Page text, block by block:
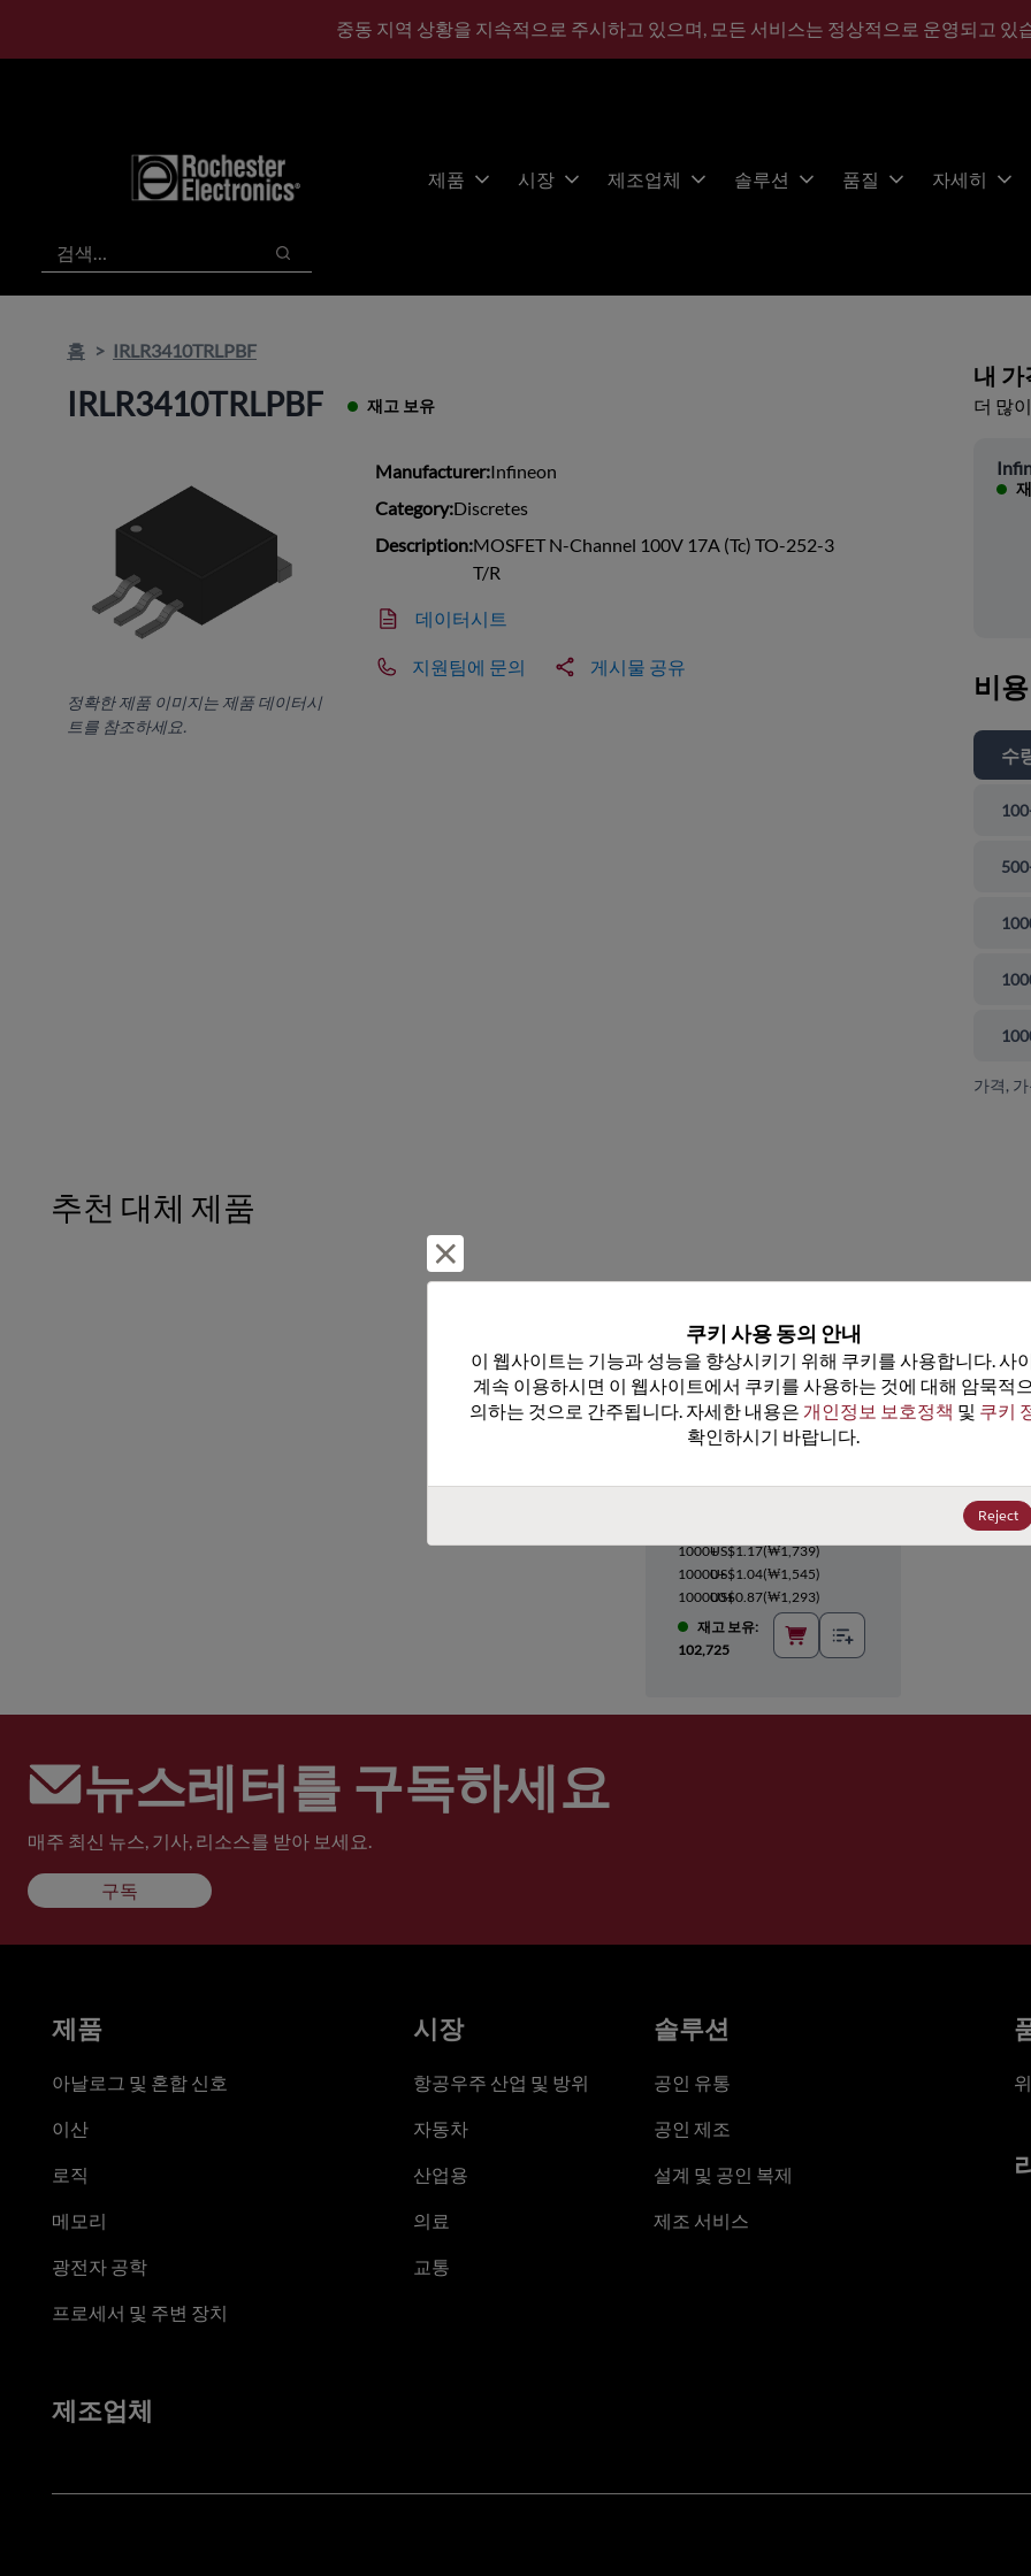
중동 지역 상황을 지속적으로 주시하고 있으며, 모든 서비스는 정상적으로 운영되고 있
제품 시장 제조업체 솔루션 품질 자세히
검색
검색
홈 IRLR3410TRLPBF
IRLR3410TRLPBF 재고 보유
정확한 제품 이미지는 제품 데이터시
트를 참조하세요.
Manufacturer:Infineon
Category:Discretes
Description:MOSFET N-Channel 100V 17A (Tc) TO-252-3
T/R
데이터시트
지원팀에 문의 게시물 공유
내 가
더 많
비용
수
가격,
추천 대체 제품
AUIRLR3410TRL
1000+US$1.17(₩1,739)
10000+US$1.04(₩1,545)
100000+US$0.87(₩1,293)
재고 보유:
102,725
뉴스레터를 구독하세요
매주 최신 뉴스, 기사, 리소스를 받아 보세요.
구독
쿠키 사용 동의 안내
이 웹사이트는 기능과 성능을 향상시키기 위해 쿠키를 사용합니다. 사
계속 이용하시면 이 웹사이트에서 쿠키를 사용하는 것에 대해 암묵적
의하는 것으로 간주됩니다. 자세한 내용은 개인정보 보호정책 및 쿠키
확인하시기 바랍니다.
Reject
제품
아날로그 및 혼합 신호
이산
로직
메모리
광전자 공학
프로세서 및 주변 장치
시장
항공우주 산업 및 방위
자동차
산업용
의료
교통
솔루션
공인 유통
공인 제조
설계 및 공인 복제
제조 서비스
제조업체